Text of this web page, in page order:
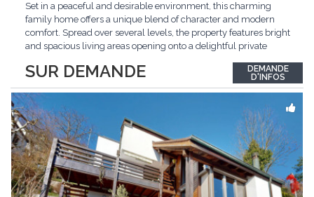
SUR DEMANDE
Set in a peaceful and desirable environment, this charming
family home offers a unique blend of character and modern
comfort. Spread over several levels, the property features bright
and spacious living areas opening onto a delightful private
architecture and warm atmosphere make it a particularly
appealing residence. Ideally located...
DEMANDE
D'INFOS